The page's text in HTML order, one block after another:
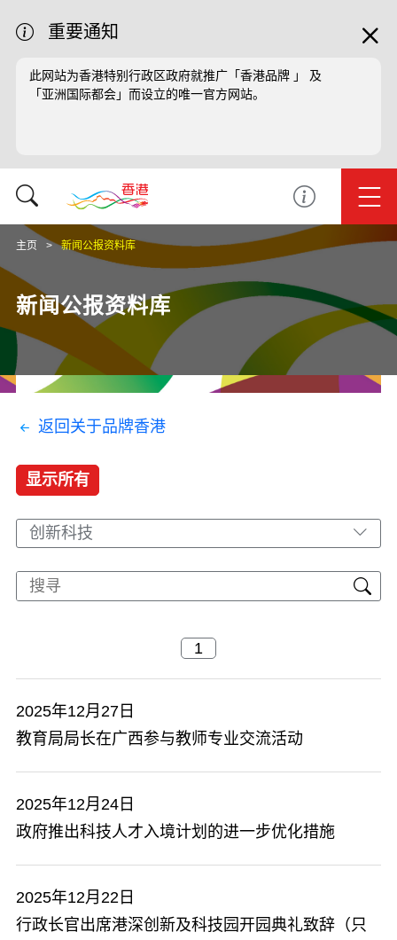
重要通知
此网站为香港特别行政区政府就推广「香港品牌 」 及
「亚洲国际都会」而设立的唯一官方网站。
主页 新闻公报资料库
新闻公报资料库
返回关于品牌香港
显示所有
创新科技
2025年12月27日
教育局局长在广西参与教师专业交流活动
2025年12月24日
政府推出科技人才入境计划的进一步优化措施
2025年12月22日
行政长官出席港深创新及科技园开园典礼致辞（只